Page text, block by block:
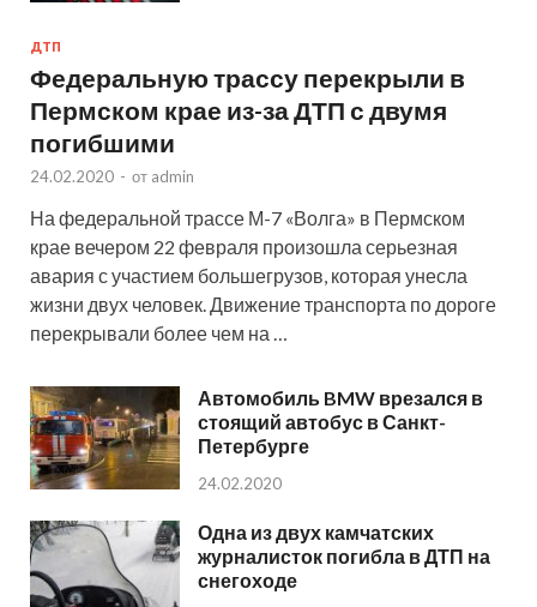
ДТП
Федеральную трассу перекрыли в
Пермском крае из-за ДТП с двумя
погибшими
24.02.2020 - от admin
На федеральной трассе М-7 «Волга» в Пермском
крае вечером 22 февраля произошла серьезная
авария с участием большегрузов, которая унесла
жизни двух человек. Движение транспорта по дороге
перекрывали более чем на …
Автомобиль BMW врезался в
стоящий автобус в Санкт-
Петербурге
24.02.2020
Одна из двух камчатских
журналисток погибла в ДТП на
снегоходе